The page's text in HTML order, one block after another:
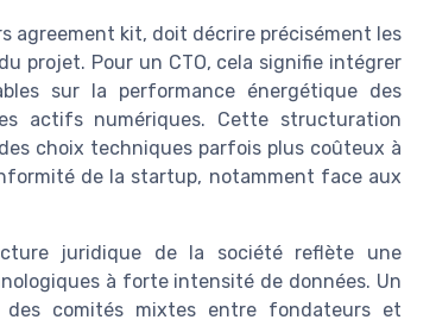
agreement kit, doit décrire précisément les
projet. Pour un CTO, cela signifie intégrer
sur la performance énergétique des
actifs numériques. Cette structuration
choix techniques parfois plus coûteux à
de la startup, notamment face aux
juridique de la société reflète une
à forte intensité de données. Un
des comités mixtes entre fondateurs et